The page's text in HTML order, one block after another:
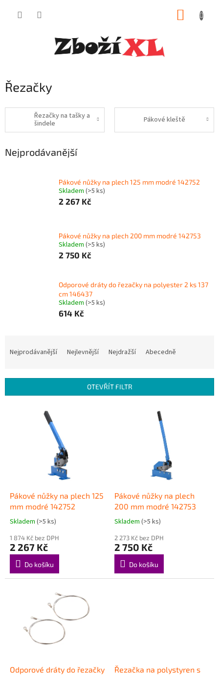
Řezačky
Řezačky na tašky a
šindele
Pákové kleště
Nejprodávanější
Pákové nůžky na plech 125 mm modré 142752
Skladem (>5 ks)
2 267 Kč
Pákové nůžky na plech 200 mm modré 142753
Skladem (>5 ks)
2 750 Kč
Odporové dráty do řezačky na polyester 2 ks 137
cm 146437
Skladem (>5 ks)
614 Kč
í
Nejprodávanější Nejlevnější Nejdražší Abecedně
OTEVŘÍT FILTR
Pákové nůžky na plech 125
mm modré 142752
Skladem (>5 ks)
1 874 Kč bez DPH
2 267 Kč
Do košíku
Pákové nůžky na plech
200 mm modré 142753
Skladem (>5 ks)
2 273 Kč bez DPH
2 750 Kč
Do košíku
Odporové dráty do řezačky
Řezačka na polystyren s